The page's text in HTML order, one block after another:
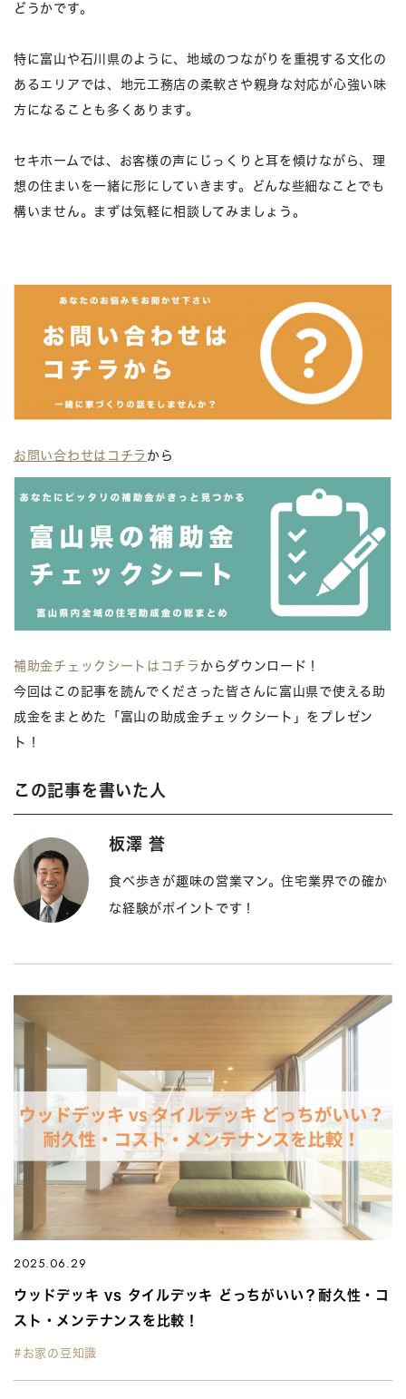
どうかです。
特に富山や石川県のように、地域のつながりを重視する文化の
あるエリアでは、地元工務店の柔軟さや親身な対応が心強い味
方になることも多くあります。
セキホームでは、お客様の声にじっくりと耳を傾けながら、理
想の住まいを一緒に形にしていきます。どんな些細なことでも
構いません。まずは気軽に相談してみましょう。
お問い合わせはコチラ から
補助金チェックシートはコチラ からダウンロード！
今回はこの記事を読んでくださった皆さんに富山県で使える助
成金をまとめた「富山の助成金チェックシート」をプレゼン
ト！
この記事を書いた人
板澤 誉
食べ歩きが趣味の営業マン。住宅業界での確か
な経験がポイントです！
2025.06.29
ウッドデッキ vs タイルデッキ どっちがいい？耐久性・コ
スト・メンテナンスを比較！
#お家の豆知識